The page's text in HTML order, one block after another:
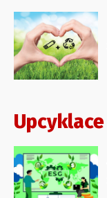
Upcyklace